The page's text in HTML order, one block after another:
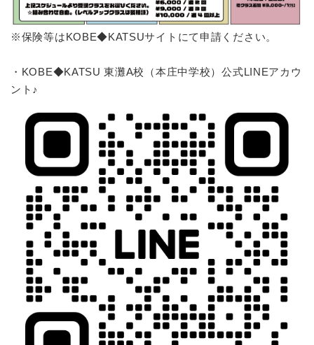
※保険等はKOBE◆KATSUサイトにて申請ください。
・KOBE◆KATSU 東灘A校（本庄中学校）公式LINEアカウ
ント♪